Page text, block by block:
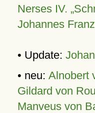
Nerses IV.
Johannes
• Update:
• neu: Alnobert
Gildard von
Manveus von